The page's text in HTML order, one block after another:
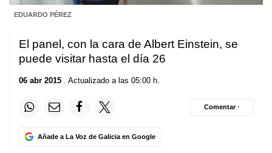
EDUARDO PÉREZ
El panel, con la cara de Albert Einstein, se
puede visitar hasta el día 26
06 abr 2015 . Actualizado a las 05:00 h.
Añade a La Voz de Galicia en Google
Comentar ·